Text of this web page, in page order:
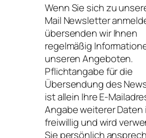
Wenn Sie sich zu
Mail Newsletter
übersenden wir Ihnen
regelmäßig
unseren Angeboten.
Pflichtangabe für die
Übersendung des
ist allein Ihre E-
Angabe weiterer Daten
freiwillig und wird
Sie persönlich